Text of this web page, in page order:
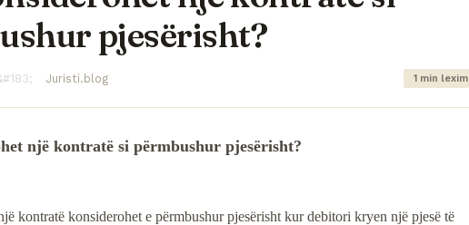
pjesërisht?
Juristi.blog 1 min lexim
një kontratë si përmbushur pjesërisht?
kontratë konsiderohet e përmbushur pjesërisht kur debitori kryen një pjesë të